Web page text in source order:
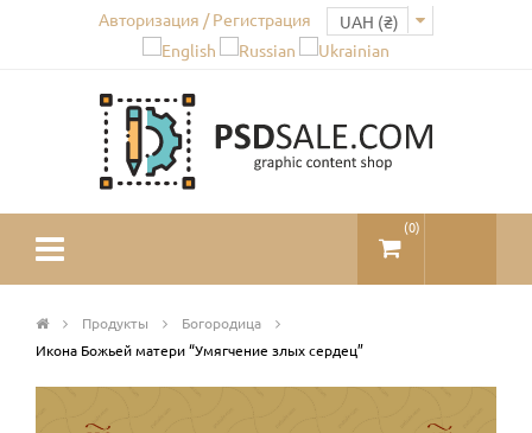
Авторизация / Регистрация
(0)
Продукты
Богородица
Икона Божьей матери “Умягчение злых сердец”